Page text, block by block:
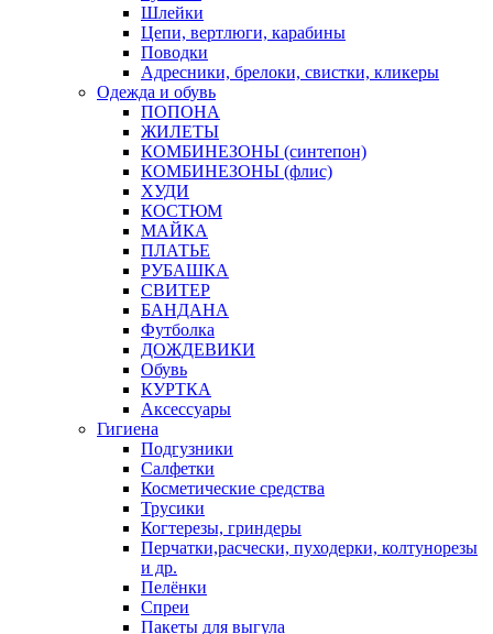
Шлейки
Цепи, вертлюги, карабины
Поводки
Адресники, брелоки, свистки, кликеры
Одежда и обувь
ПОПОНА
ЖИЛЕТЫ
КОМБИНЕЗОНЫ (синтепон)
КОМБИНЕЗОНЫ (флис)
ХУДИ
КОСТЮМ
МАЙКА
ПЛАТЬЕ
РУБАШКА
СВИТЕР
БАНДАНА
Футболка
ДОЖДЕВИКИ
Обувь
КУРТКА
Аксессуары
Гигиена
Подгузники
Салфетки
Косметические средства
Трусики
Когтерезы, гриндеры
Перчатки,расчески, пуходерки, колтунорезы
и др.
Пелёнки
Спреи
Пакеты для выгула